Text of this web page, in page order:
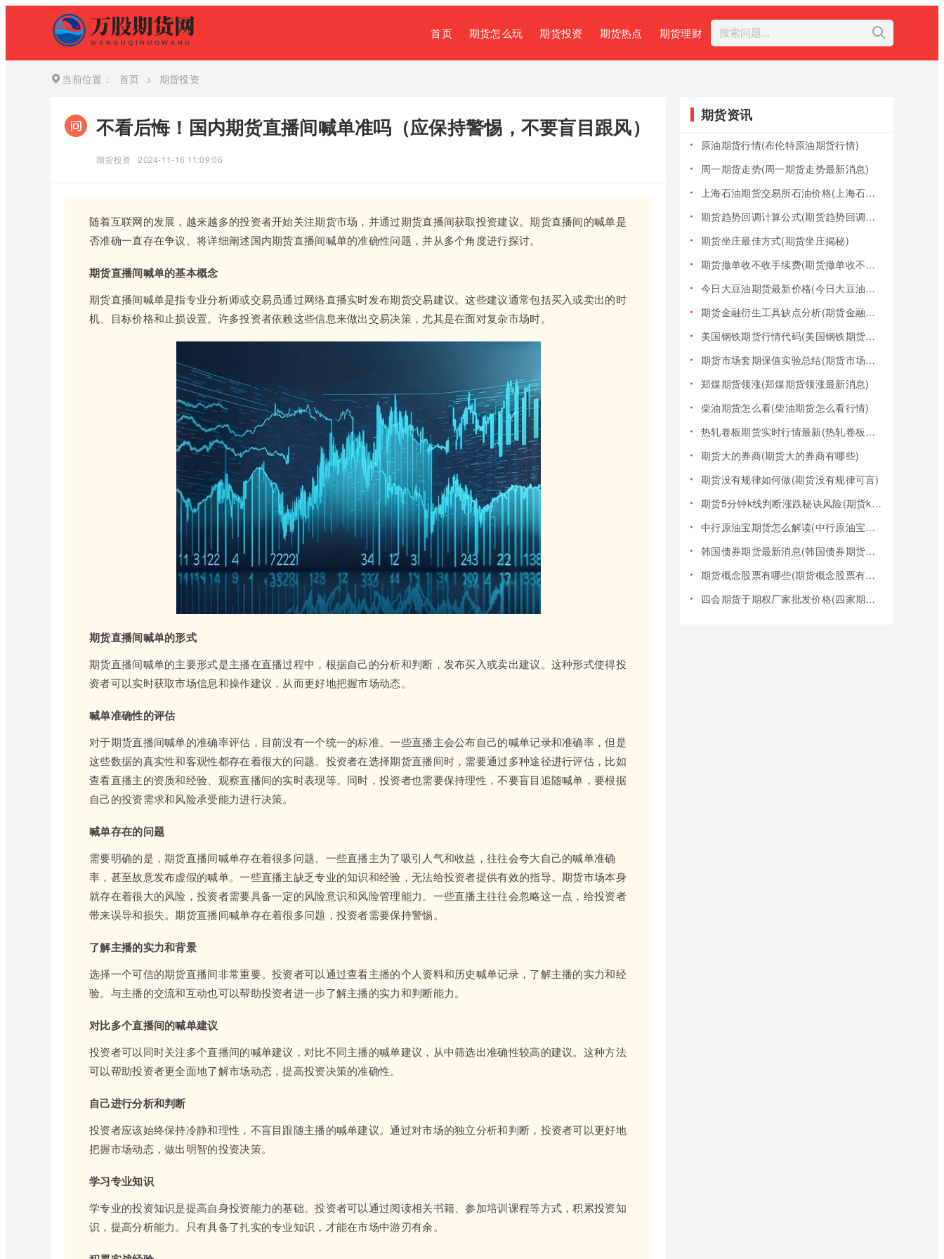
首页 期货怎么玩 期货投资 期货热点 期货理财
当前位置： 首页 > 期货投资
不看后悔！国内期货直播间喊单准吗（应保持警惕，不要盲目跟风）
期货投资 2024-11-16 11:09:06
随着互联网的发展，越来越多的投资者开始关注期货市场，并通过期货直播间获取投资建议。期货直播间的喊单是
否准确一直存在争议。将详细阐述国内期货直播间喊单的准确性问题，并从多个角度进行探讨。
期货直播间喊单的基本概念
期货直播间喊单是指专业分析师或交易员通过网络直播实时发布期货交易建议。这些建议通常包括买入或卖出的时
机、目标价格和止损设置。许多投资者依赖这些信息来做出交易决策，尤其是在面对复杂市场时。
期货直播间喊单的形式
期货直播间喊单的主要形式是主播在直播过程中，根据自己的分析和判断，发布买入或卖出建议。这种形式使得投
资者可以实时获取市场信息和操作建议，从而更好地把握市场动态。
喊单准确性的评估
对于期货直播间喊单的准确率评估，目前没有一个统一的标准。一些直播主会公布自己的喊单记录和准确率，但是
这些数据的真实性和客观性都存在着很大的问题。投资者在选择期货直播间时，需要通过多种途径进行评估，比如
查看直播主的资质和经验、观察直播间的实时表现等。同时，投资者也需要保持理性，不要盲目追随喊单，要根据
自己的投资需求和风险承受能力进行决策。
喊单存在的问题
需要明确的是，期货直播间喊单存在着很多问题。一些直播主为了吸引人气和收益，往往会夸大自己的喊单准确
率，甚至故意发布虚假的喊单。一些直播主缺乏专业的知识和经验，无法给投资者提供有效的指导。期货市场本身
就存在着很大的风险，投资者需要具备一定的风险意识和风险管理能力。一些直播主往往会忽略这一点，给投资者
带来误导和损失。期货直播间喊单存在着很多问题，投资者需要保持警惕。
了解主播的实力和背景
选择一个可信的期货直播间非常重要。投资者可以通过查看主播的个人资料和历史喊单记录，了解主播的实力和经
验。与主播的交流和互动也可以帮助投资者进一步了解主播的实力和判断能力。
对比多个直播间的喊单建议
投资者可以同时关注多个直播间的喊单建议，对比不同主播的喊单建议，从中筛选出准确性较高的建议。这种方法
可以帮助投资者更全面地了解市场动态，提高投资决策的准确性。
自己进行分析和判断
投资者应该始终保持冷静和理性，不盲目跟随主播的喊单建议。通过对市场的独立分析和判断，投资者可以更好地
把握市场动态，做出明智的投资决策。
学习专业知识
学专业的投资知识是提高自身投资能力的基础。投资者可以通过阅读相关书籍、参加培训课程等方式，积累投资知
识，提高分析能力。只有具备了扎实的专业知识，才能在市场中游刃有余。
期货资讯
原油期货行情(布伦特原油期货行情)
周一期货走势(周一期货走势最新消息)
上海石油期货交易所石油价格(上海石油期货交易所石油价格查询)
期货趋势回调计算公式(期货趋势回调计算公式是什么)
期货坐庄最佳方式(期货坐庄揭秘)
期货撤单收不收手续费(期货撤单收不收手续费用)
今日大豆油期货最新价格(今日大豆油期货最新价格行情)
期货金融衍生工具缺点分析(期货金融衍生工具缺点分析报告)
美国钢铁期货行情代码(美国钢铁期货行情大盘)
期货市场套期保值实验总结(期货市场套期保值实验总结报告)
郑煤期货领涨(郑煤期货领涨最新消息)
柴油期货怎么看(柴油期货怎么看行情)
热轧卷板期货实时行情最新(热轧卷板期货实时行情最新报价)
期货大的券商(期货大的券商有哪些)
期货没有规律如何做(期货没有规律可言)
期货5分钟k线判断涨跌秘诀风险(期货k线技巧)
中行原油宝期货怎么解读(中行原油宝期货事件)
韩国债券期货最新消息(韩国债券期货最新消息新闻)
期货概念股票有哪些(期货概念股票有哪些类型)
四会期货于期权厂家批发价格(四家期货交易)